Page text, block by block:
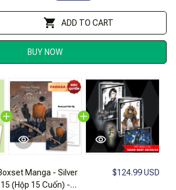
ADD TO CART
BUY NOW
Manga - Silver
(Hộp 15 Cuốn) -
$124.99 USD